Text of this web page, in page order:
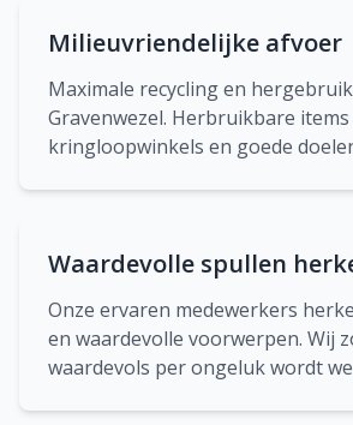
Milieuvriendelijke afvoer
Maximale recycling en
Gravenwezel. Herbruikbare
kringloopwinkels en goede
Waardevolle spullen
Onze ervaren medewerkers
en waardevolle voorwerpen. Wij
waardevols per ongeluk wordt